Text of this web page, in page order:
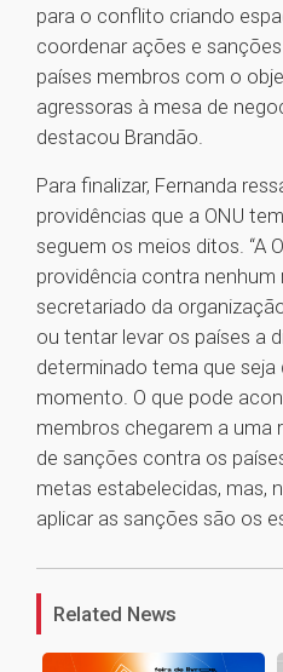
para o conflito criando
coordenar ações e
países membros com o
agressoras à mesa de
destacou Brandão.
Para finalizar, Fernanda
providências que a ONU
seguem os meios ditos. “A
providência contra nenhum
secretariado da
ou tentar levar os países a
determinado tema que
momento. O que pode
membros chegarem a uma
de sanções contra os
metas estabelecidas, mas,
aplicar as sanções são os 1
Related News